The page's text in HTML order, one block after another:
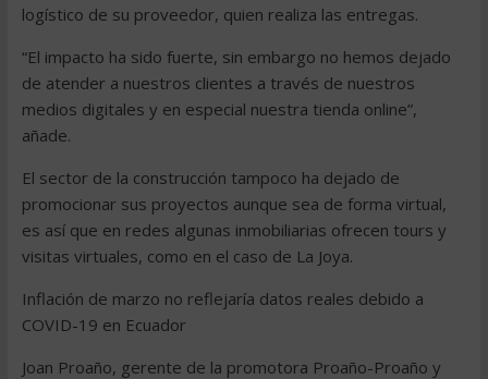
logístico de su proveedor, quien realiza las entregas.
“El impacto ha sido fuerte, sin embargo no hemos dejado
de atender a nuestros clientes a través de nuestros
medios digitales y en especial nuestra tienda online”,
añade.
El sector de la construcción tampoco ha dejado de
promocionar sus proyectos aunque sea de forma virtual,
es así que en redes algunas inmobiliarias ofrecen tours y
visitas virtuales, como en el caso de La Joya.
Inflación de marzo no reflejaría datos reales debido a
COVID-19 en Ecuador
Joan Proaño, gerente de la promotora Proaño-Proaño y